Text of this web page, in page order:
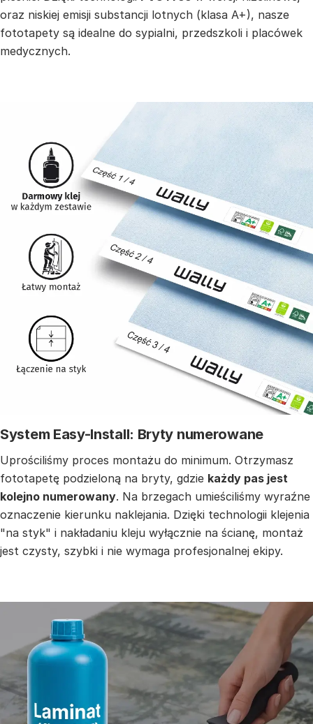
oraz niskiej emisji substancji lotnych (klasa A+), nasze
fototapety są idealne do sypialni, przedszkoli i placówek
medycznych.
System Easy-Install: Bryty numerowane
Uprościliśmy proces montażu do minimum. Otrzymasz
fototapetę podzieloną na bryty, gdzie każdy pas jest
kolejno numerowany. Na brzegach umieściliśmy wyraźne
oznaczenie kierunku naklejania. Dzięki technologii klejenia
"na styk" i nakładaniu kleju wyłącznie na ścianę, montaż
jest czysty, szybki i nie wymaga profesjonalnej ekipy.